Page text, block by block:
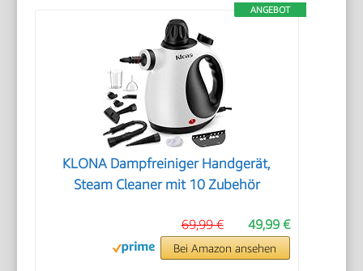
ANGEBOT
KLONA Dampfreiniger Handgerät,
Steam Cleaner mit 10 Zubehör
49,99 €
69,99 €
Bei Amazon ansehen